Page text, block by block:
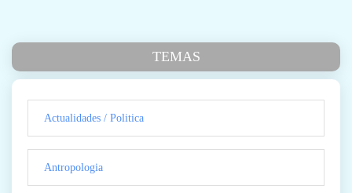
TEMAS
Actualidades / Politica
Antropologia